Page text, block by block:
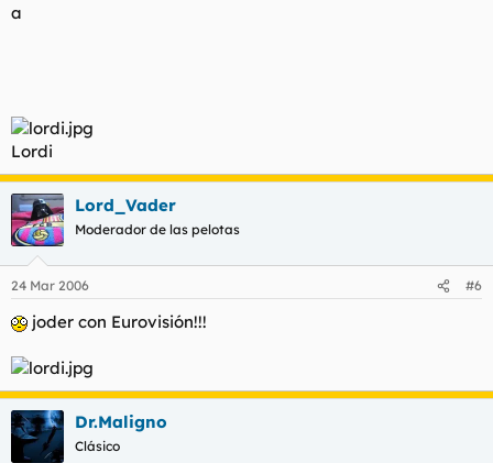
a
Lordi
Lord_Vader
Moderador de las pelotas
24 Mar 2006 #6
joder con Eurovisión!!!
Dr.Maligno
Clásico